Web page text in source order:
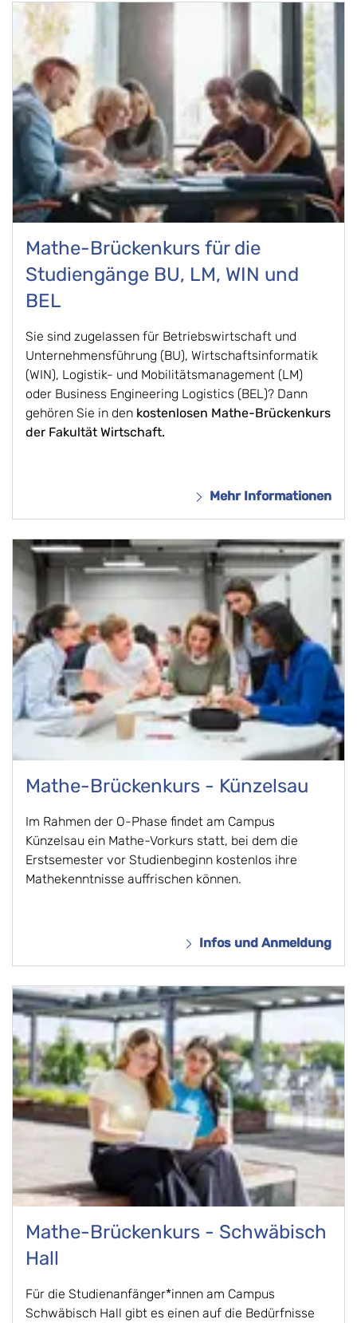
Mathe-Brückenkurs für die
Studiengänge BU, LM, WIN und
BEL
Sie sind zugelassen für Betriebswirtschaft und
Unternehmensführung (BU), Wirtschaftsinformatik
(WIN), Logistik- und Mobilitätsmanagement (LM)
oder Business Engineering Logistics (BEL)? Dann
gehören Sie in den kostenlosen Mathe-Brückenkurs
der Fakultät Wirtschaft.
Mehr Informationen
Mathe-Brückenkurs - Künzelsau
Im Rahmen der O-Phase findet am Campus
Künzelsau ein Mathe-Vorkurs statt, bei dem die
Erstsemester vor Studienbeginn kostenlos ihre
Mathekenntnisse auffrischen können.
Infos und Anmeldung
Mathe-Brückenkurs - Schwäbisch
Hall
Für die Studienanfänger*innen am Campus
Schwäbisch Hall gibt es einen auf die Bedürfnisse